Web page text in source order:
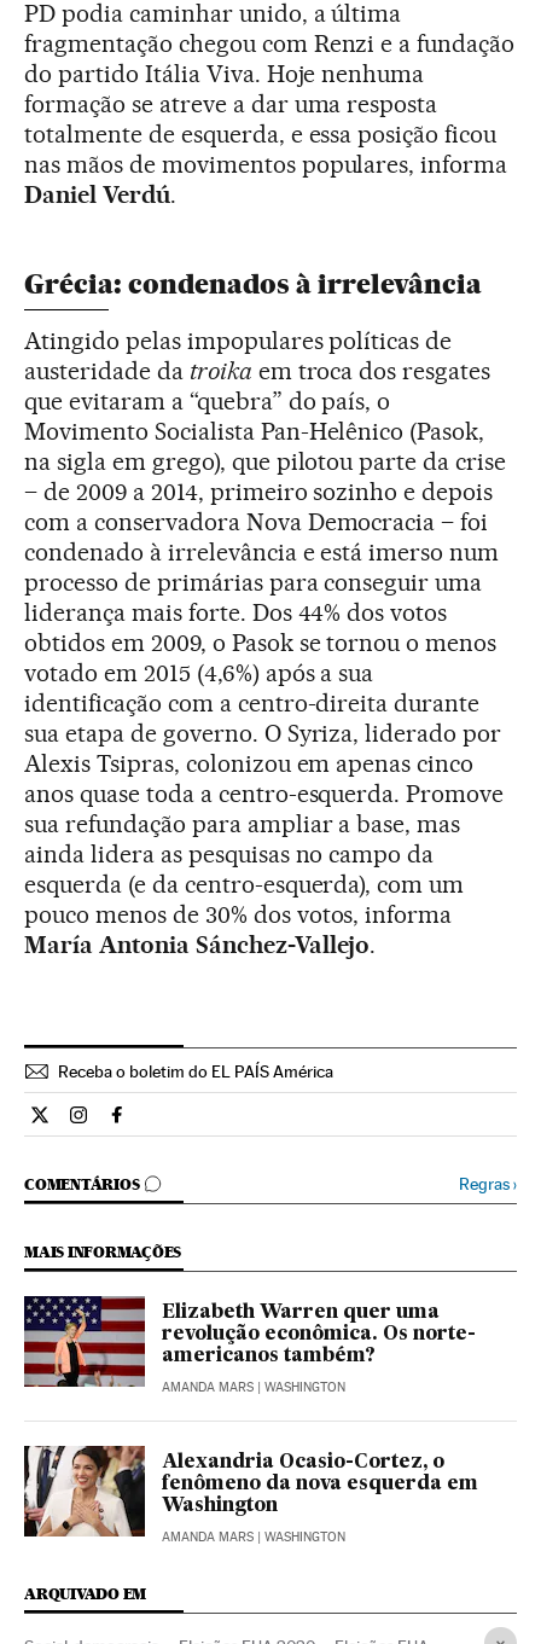
PD podia caminhar unido, a última
fragmentação chegou com Renzi e a fundação
do partido Itália Viva. Hoje nenhuma
formação se atreve a dar uma resposta
totalmente de esquerda, e essa posição ficou
nas mãos de movimentos populares, informa
Daniel Verdú.
Grécia: condenados à irrelevância
Atingido pelas impopulares políticas de
austeridade da troika em troca dos resgates
que evitaram a “quebra” do país, o
Movimento Socialista Pan-Helênico (Pasok,
na sigla em grego), que pilotou parte da crise
– de 2009 a 2014, primeiro sozinho e depois
com a conservadora Nova Democracia – foi
condenado à irrelevância e está imerso num
processo de primárias para conseguir uma
liderança mais forte. Dos 44% dos votos
obtidos em 2009, o Pasok se tornou o menos
votado em 2015 (4,6%) após a sua
identificação com a centro-direita durante
sua etapa de governo. O Syriza, liderado por
Alexis Tsipras, colonizou em apenas cinco
anos quase toda a centro-esquerda. Promove
sua refundação para ampliar a base, mas
ainda lidera as pesquisas no campo da
esquerda (e da centro-esquerda), com um
pouco menos de 30% dos votos, informa
María Antonia Sánchez-Vallejo.
Receba o boletim do EL PAÍS América
Internacional El País Brasil en Twitter
Internacional El País Brasil en Instagram
Internacional El País Brasil en Facebook
COMENTÁRIOS
COMENTÁRIOS Regras›
MAIS INFORMAÇÕES
Elizabeth Warren quer uma
revolução econômica. Os norte-
americanos também?
AMANDA MARS | WASHINGTON
Alexandria Ocasio-Cortez, o
fenômeno da nova esquerda em
Washington
AMANDA MARS | WASHINGTON
ARQUIVADO EM